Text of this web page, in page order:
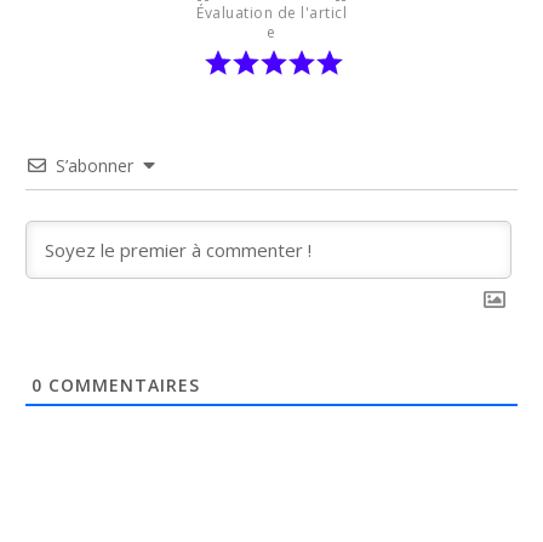
Évaluation de l'articl
e
S’abonner
0 COMMENTAIRES